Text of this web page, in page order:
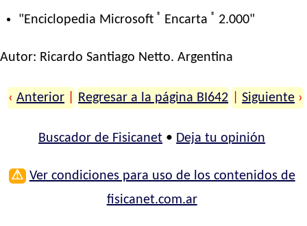
"Enciclopedia Microsoft ® Encarta ® 2.000"
Autor: Ricardo Santiago Netto. Argentina
‹ Anterior Regresar a la página BI642 Siguiente ›
Buscador de Fisicanet • Deja tu opinión
⚠ Ver condiciones para uso de los contenidos de
fisicanet.com.ar